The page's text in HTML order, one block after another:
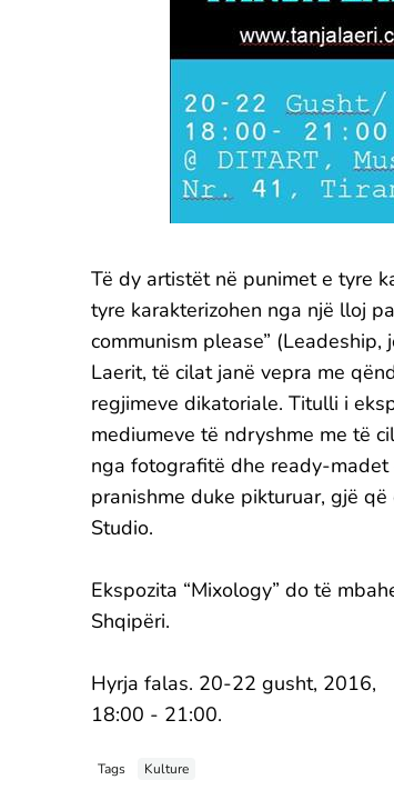
Të dy artistët në punimet e tyre
tyre karakterizohen nga një lloj
communism please”
Laerit, të cilat janë vepra me
regjimeve dikatoriale. Titulli i
mediumeve të ndryshme me të
nga fotografitë dhe ready-
pranishme duke pikturuar, gjë
Studio.
Ekspozita “Mixology” do të
Shqipëri.
Hyrja falas. 20-22 gusht, 2016,
18:00 - 21:00.
Tags Kulture